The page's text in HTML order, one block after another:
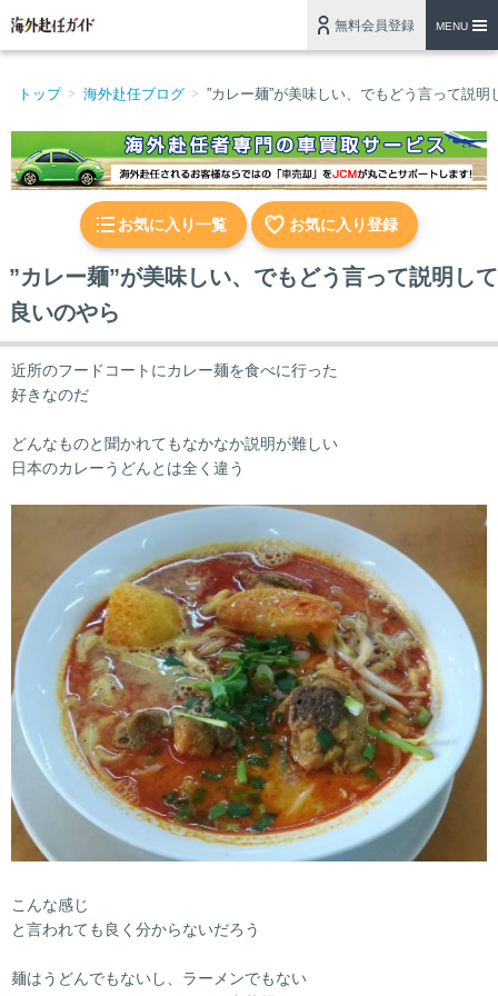
無料会員登録 MENU
トップ 海外赴任ブログ ”カレー麺”が美味しい、でもどう言って説明
お気に入り一覧 お気に入り登録
”カレー麺”が美味しい、でもどう言って説明して
良いのやら
近所のフードコートにカレー麺を食べに行った
好きなのだ
どんなものと聞かれてもなかなか説明が難しい
日本のカレーうどんとは全く違う
こんな感じ
と言われても良く分からないだろう
麺はうどんでもないし、ラーメンでもない